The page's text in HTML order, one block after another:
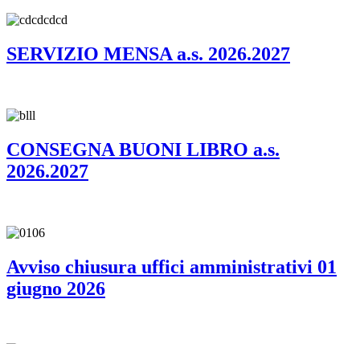
SERVIZIO MENSA a.s. 2026.2027
CONSEGNA BUONI LIBRO a.s.
2026.2027
Avviso chiusura uffici amministrativi 01
giugno 2026